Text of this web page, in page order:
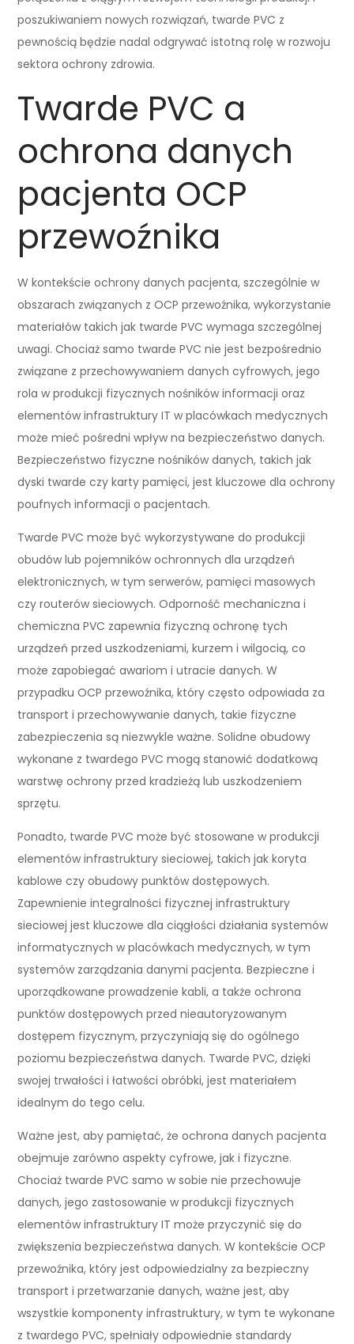
poszukiwaniem nowych rozwiązań, twarde PVC z
pewnością będzie nadal odgrywać istotną rolę w rozwoju
sektora ochrony zdrowia.
Twarde PVC a
ochrona danych
pacjenta OCP
przewoźnika
W kontekście ochrony danych pacjenta, szczególnie w
obszarach związanych z OCP przewoźnika, wykorzystanie
materiałów takich jak twarde PVC wymaga szczególnej
uwagi. Chociaż samo twarde PVC nie jest bezpośrednio
związane z przechowywaniem danych cyfrowych, jego
rola w produkcji fizycznych nośników informacji oraz
elementów infrastruktury IT w placówkach medycznych
może mieć pośredni wpływ na bezpieczeństwo danych.
Bezpieczeństwo fizyczne nośników danych, takich jak
dyski twarde czy karty pamięci, jest kluczowe dla ochrony
poufnych informacji o pacjentach.
Twarde PVC może być wykorzystywane do produkcji
obudów lub pojemników ochronnych dla urządzeń
elektronicznych, w tym serwerów, pamięci masowych
czy routerów sieciowych. Odporność mechaniczna i
chemiczna PVC zapewnia fizyczną ochronę tych
urządzeń przed uszkodzeniami, kurzem i wilgocią, co
może zapobiegać awariom i utracie danych. W
przypadku OCP przewoźnika, który często odpowiada za
transport i przechowywanie danych, takie fizyczne
zabezpieczenia są niezwykle ważne. Solidne obudowy
wykonane z twardego PVC mogą stanowić dodatkową
warstwę ochrony przed kradzieżą lub uszkodzeniem
sprzętu.
Ponadto, twarde PVC może być stosowane w produkcji
elementów infrastruktury sieciowej, takich jak koryta
kablowe czy obudowy punktów dostępowych.
Zapewnienie integralności fizycznej infrastruktury
sieciowej jest kluczowe dla ciągłości działania systemów
informatycznych w placówkach medycznych, w tym
systemów zarządzania danymi pacjenta. Bezpieczne i
uporządkowane prowadzenie kabli, a także ochrona
punktów dostępowych przed nieautoryzowanym
dostępem fizycznym, przyczyniają się do ogólnego
poziomu bezpieczeństwa danych. Twarde PVC, dzięki
swojej trwałości i łatwości obróbki, jest materiałem
idealnym do tego celu.
Ważne jest, aby pamiętać, że ochrona danych pacjenta
obejmuje zarówno aspekty cyfrowe, jak i fizyczne.
Chociaż twarde PVC samo w sobie nie przechowuje
danych, jego zastosowanie w produkcji fizycznych
elementów infrastruktury IT może przyczynić się do
zwiększenia bezpieczeństwa danych. W kontekście OCP
przewoźnika, który jest odpowiedzialny za bezpieczny
transport i przetwarzanie danych, ważne jest, aby
wszystkie komponenty infrastruktury, w tym te wykonane
z twardego PVC, spełniały odpowiednie standardy